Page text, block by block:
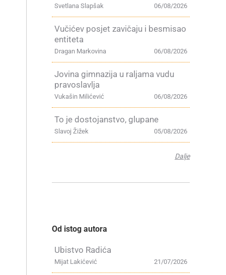
06/08/2026
Svetlana Slapšak
Vučićev posjet zavičaju i besmisao
entiteta
06/08/2026
Dragan Markovina
Jovina gimnazija u raljama vudu
pravoslavlja
06/08/2026
Vukašin Milićević
To je dostojanstvo, glupane
05/08/2026
Slavoj Žižek
Dalje
Od istog autora
Ubistvo Radića
21/07/2026
Mijat Lakićević